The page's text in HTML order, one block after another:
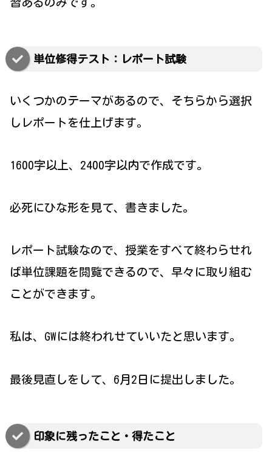
習あるのみです。
単位修得テスト：レポート試験
いくつかのテーマがあるので、そちらから選択
しレポートを仕上げます。
1600字以上、2400字以内で作成です。
必死にひな形を見て、書きました。
レポート試験なので、授業をすべて終わらせれ
ば単位課題を閲覧できるので、早々に取り組む
ことができます。
私は、GWには終われせていいたと思います。
最後見直しをして、6月2日に提出しました。
印象に残ったこと・得たこと